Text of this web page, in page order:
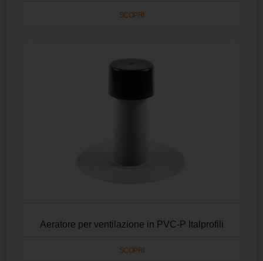
SCOPRI
Aeratore per ventilazione in PVC-P Italprofili
SCOPRI